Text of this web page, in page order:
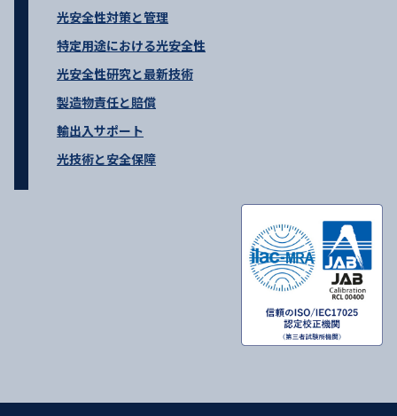
光安全性対策と管理
特定用途における光安全性
光安全性研究と最新技術
製造物責任と賠償
輸出入サポート
光技術と安全保障